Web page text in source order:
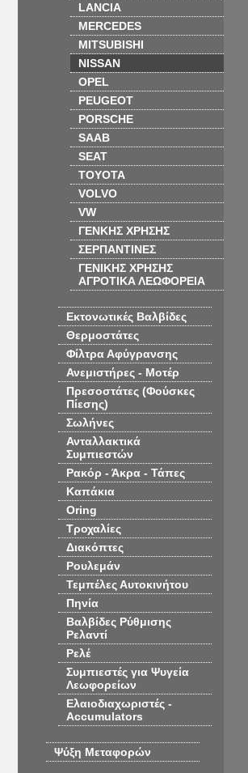
LANCIA
MERCEDES
MITSUBISHI
NISSAN
OPEL
PEUGEOT
PORSCHE
SAAB
SEAT
TOYOTA
VOLVO
VW
ΓΕΝΚΗΣ ΧΡΗΣΗΣ
ΣΕΡΠΑΝΤΙΝΕΣ
ΓΕΝΙΚΗΣ ΧΡΗΣΗΣ
ΑΓΡΟΤΙΚΑ ΛΕΩΦΟΡΕΙΑ
Εκτονωτικές Βαλβίδες
Θερμοστάτες
Φίλτρα Αφύγρανσης
Ανεμιστήρες - Μοτέρ
Πρεσοστάτες (Φούσκες
Πίεσης)
Σωλήνες
Ανταλλακτικά
Συμπιεστών
Ρακόρ - Άκρα - Τάπες
Καπάκια
Oring
Τροχαλίες
Διακόπτες
Ρουλεμάν
Τεμπέλες Αυτοκινήτου
Πηνία
Βαλβίδες Ρύθμισης
Ρελαντί
Ρελέ
Συμπιεστές για Ψυγεία
Λεωφορείων
Ελαιοδιαχωριστές -
Accumulators
Ψύξη Μεταφορών